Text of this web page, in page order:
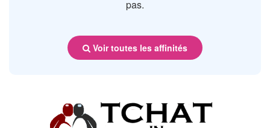
pas.
Voir toutes les affinités